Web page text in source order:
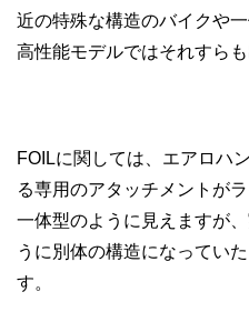
近の特殊な構造のバイクや
高性能モデルではそれすら
FOILに関しては、エアロハ
る専用のアタッチメントが
一体型のように見えますが
うに別体の構造になってい
す。